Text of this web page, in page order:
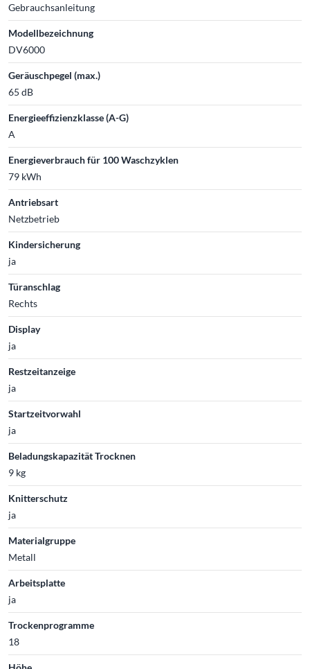
Gebrauchsanleitung
Modellbezeichnung
DV6000
Geräuschpegel (max.)
65 dB
Energieeffizienzklasse (A-G)
A
Energieverbrauch für 100 Waschzyklen
79 kWh
Antriebsart
Netzbetrieb
Kindersicherung
ja
Türanschlag
Rechts
Display
ja
Restzeitanzeige
ja
Startzeitvorwahl
ja
Beladungskapazität Trocknen
9 kg
Knitterschutz
ja
Materialgruppe
Metall
Arbeitsplatte
ja
Trockenprogramme
18